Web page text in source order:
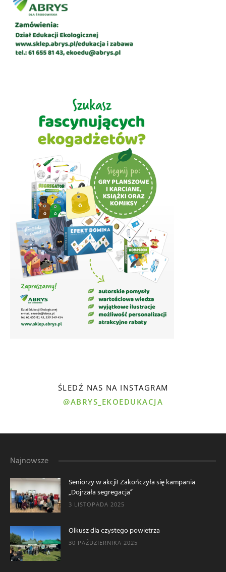
ŚLEDŹ NAS NA INSTAGRAM
@ABRYS_EKOEDUKACJA
Najnowsze
Seniorzy w akcji! Zakończyła się kampania
„Dojrzała segregacja”
3 LISTOPADA 2025
Olkusz dla czystego powietrza
30 PAŹDZIERNIKA 2025